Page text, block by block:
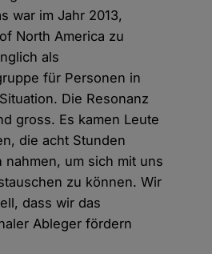
war im Jahr 2013,
North America zu
als
für Personen in
Die Resonanz
gross. Es kamen Leute
die acht Stunden
nahmen, um sich mit uns
zu können. Wir
dass wir das
Ableger fördern